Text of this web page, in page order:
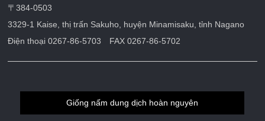
〒384-0503
3329-1 Kaise, thị trấn Sakuho, huyện Minamisaku, tỉnh Nagano
Điện thoại 0267-86-5703 FAX 0267-86-5702
Giống nấm dung dịch hoàn nguyên